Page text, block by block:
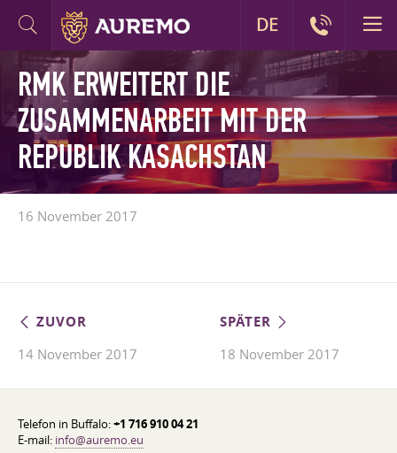
RMK ERWEITERT DIE
ZUSAMMENARBEIT MIT DER
REPUBLIK KASACHSTAN
16 November 2017
ZUVOR
14 November 2017
SPÄTER
18 November 2017
Telefon in Buffalo:+1 716 910 04 21
E-mail: info@auremo.eu
DE